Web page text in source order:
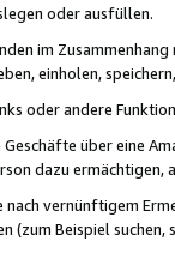
oder ausfüllen.
im
einholen,
oder andere
über eine
dazu
vernünftigem
(zum Beispiel